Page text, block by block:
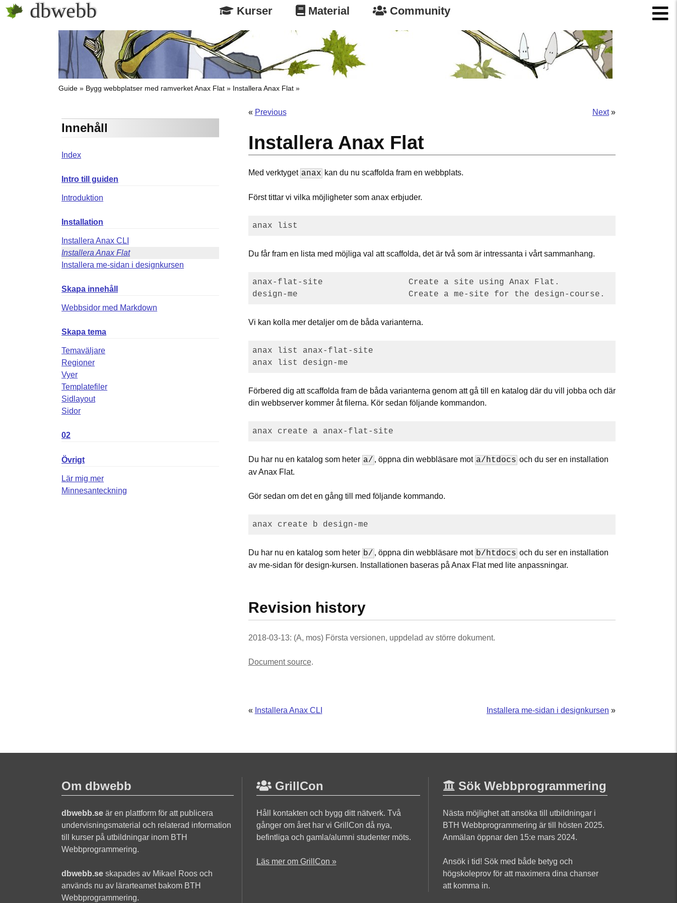
dbwebb Kurser Material Community
Guide Bygg webbplatser med ramverket Anax Flat Installera Anax Flat
Innehåll
Index
Intro till guiden
Introduktion
Installation
Installera Anax CLI
Installera Anax Flat
Installera me-sidan i designkursen
Skapa innehåll
Webbsidor med Markdown
Skapa tema
Temaväljare
Regioner
Vyer
Templatefiler
Sidlayout
Sidor
02
Övrigt
Lär mig mer
Minnesanteckning
Next»
« Previous
Installera Anax Flat
Med verktyget anax kan du nu scaffolda fram en webbplats.
Först tittar vi vilka möjligheter som anax erbjuder.
Du får fram en lista med möjliga val att scaffolda, det är två som är intressanta i vårt sammanhang.
anax-flat-site                 Create a site using Anax Flat.
Vi kan kolla mer detaljer om de båda varianterna.
anax list anax-flat-site
Förbered dig att scaffolda fram de båda varianterna genom att gå till en katalog där du vill jobba och där
din webbserver kommer åt filerna. Kör sedan följande kommandon.
Du har nu en katalog som heter a/ , öppna din webbläsare mot a/htdocs och du ser en installation
av Anax Flat.
Gör sedan om det en gång till med följande kommando.
Du har nu en katalog som heter b/ , öppna din webbläsare mot b/htdocs och du ser en installation
av me-sidan för design-kursen. Installationen baseras på Anax Flat med lite anpassningar.
Revision history
2018-03-13: (A, mos) Första versionen, uppdelad av större dokument.
Document source.
Installera me-sidan i designkursen »
« Installera Anax CLI
Om dbwebb
dbwebb.se är en plattform för att publicera
undervisningsmaterial och relaterad information
till kurser på utbildningar inom BTH
Webbprogrammering.
dbwebb.se skapades av Mikael Roos och
används nu av lärarteamet bakom BTH
Webbprogrammering.
GrillCon
Håll kontakten och bygg ditt nätverk. Två
gånger om året har vi GrillCon då nya,
befintliga och gamla/alumni studenter möts.
Läs mer om GrillCon »
Sök Webbprogrammering
Nästa möjlighet att ansöka till utbildningar i
BTH Webbprogrammering är till hösten 2025.
Anmälan öppnar den 15:e mars 2024.
Ansök i tid! Sök med både betyg och
högskoleprov för att maximera dina chanser
att komma in.